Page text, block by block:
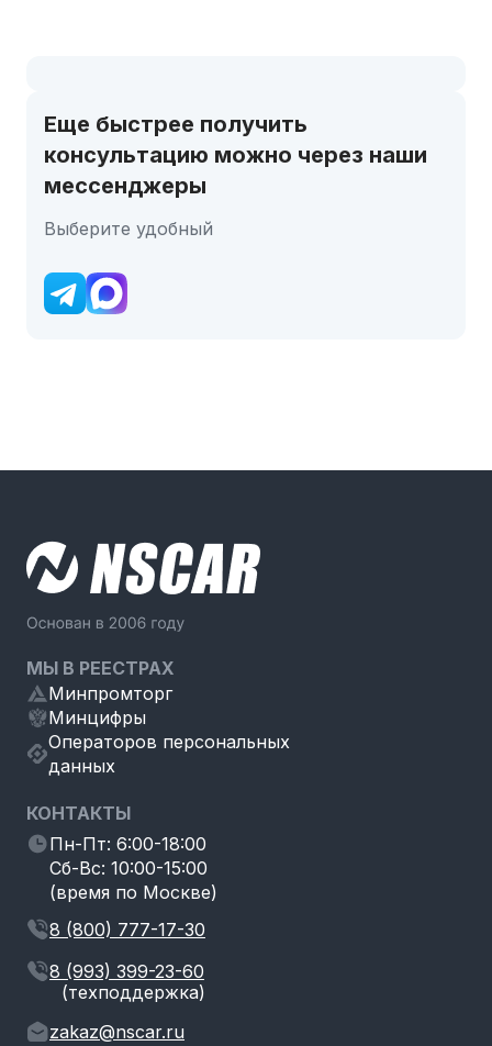
Еще быстрее получить
консультацию можно через наши
мессенджеры
Выберите удобный
МЫ В РЕЕСТРАХ
Минпромторг
Минцифры
Операторов персональных
данных
КОНТАКТЫ
Пн-Пт: 6:00-18:00
Сб-Вс: 10:00-15:00
(время по Москве)
8 (800) 777-17-30
8 (993) 399-23-60
(техподдержка)
zakaz@nscar.ru